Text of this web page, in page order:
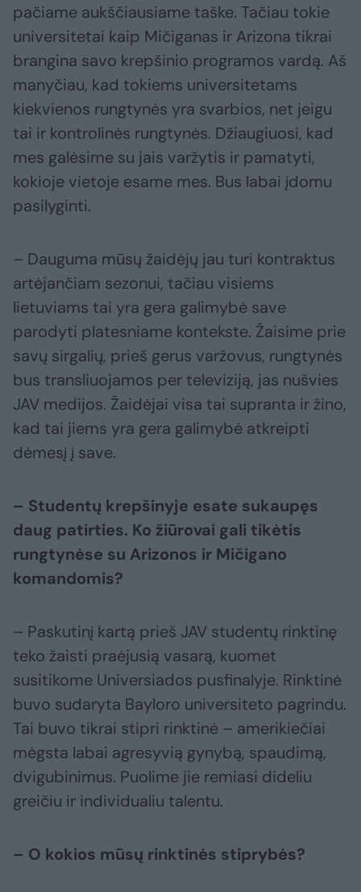
pačiame aukščiausiame taške. Tačiau tokie
universitetai kaip Mičiganas ir Arizona tikrai
brangina savo krepšinio programos vardą. Aš
manyčiau, kad tokiems universitetams
kiekvienos rungtynės yra svarbios, net jeigu
tai ir kontrolinės rungtynės. Džiaugiuosi, kad
mes galėsime su jais varžytis ir pamatyti,
kokioje vietoje esame mes. Bus labai įdomu
pasilyginti.
– Dauguma mūsų žaidėjų jau turi kontraktus
artėjančiam sezonui, tačiau visiems
lietuviams tai yra gera galimybė save
parodyti platesniame kontekste. Žaisime prie
savų sirgalių, prieš gerus varžovus, rungtynės
bus transliuojamos per televiziją, jas nušvies
JAV medijos. Žaidėjai visa tai supranta ir žino,
kad tai jiems yra gera galimybė atkreipti
dėmesį į save.
– Studentų krepšinyje esate sukaupęs
daug patirties. Ko žiūrovai gali tikėtis
rungtynėse su Arizonos ir Mičigano
komandomis?
– Paskutinį kartą prieš JAV studentų rinktinę
teko žaisti praėjusią vasarą, kuomet
susitikome Universiados pusfinalyje. Rinktinė
buvo sudaryta Bayloro universiteto pagrindu.
Tai buvo tikrai stipri rinktinė – amerikiečiai
mėgsta labai agresyvią gynybą, spaudimą,
dvigubinimus. Puolime jie remiasi dideliu
greičiu ir individualiu talentu.
– O kokios mūsų rinktinės stiprybės?